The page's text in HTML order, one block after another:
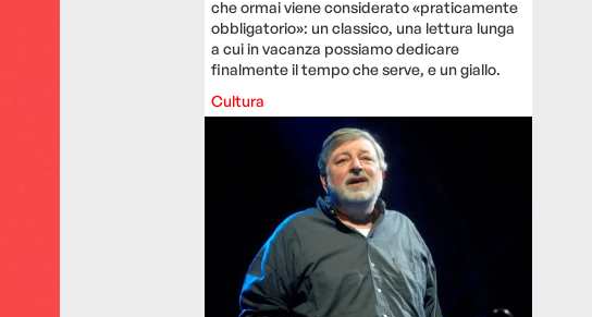
che ormai viene considerato «praticamente
obbligatorio»: un classico, una lettura lunga
a cui in vacanza possiamo dedicare
finalmente il tempo che serve, e un giallo.
Cultura